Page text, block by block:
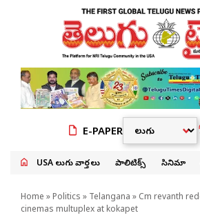
E-PAPER
USA తెలుగు వార్తలు పాలిటిక్స్ సినిమా
Home » Politics » Telangana » Cm revanth
cinemas multuplex at kokapet